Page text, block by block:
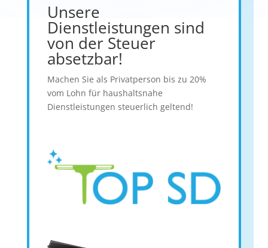
Unsere
Dienstleistungen sind
von der Steuer
absetzbar!
Machen Sie als Privatperson bis zu 20%
vom Lohn für haushaltsnahe
Dienstleistungen steuerlich geltend!